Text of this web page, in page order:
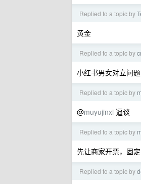
Replied to a topic by
黄金
Replied to a topic by
小红书男女对立问
Replied to a topic by
@muyujinxi 逼谈
Replied to a topic by
先让商家开票，固
Replied to a topic by